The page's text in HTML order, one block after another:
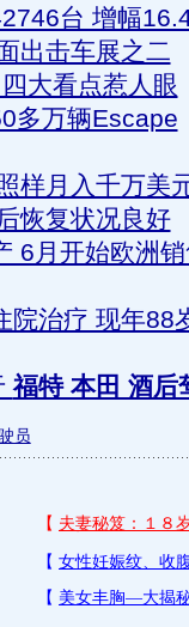
台 增幅
出击车展之二
大看点惹人眼
多万辆Escape
样月入千万美
恢复状况良好
6月开始欧洲
院治疗 现年88
福特 本田 酒后
员